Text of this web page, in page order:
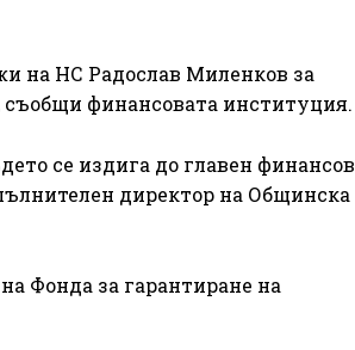
на НС Радослав Миленков за
съобщи финансовата институция.
се издига до главен финансов
директор на Общинска
Фонда за гарантиране на